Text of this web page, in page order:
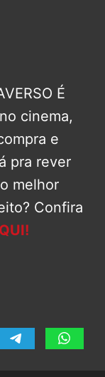
É
cinema,
e
pra rever
melhor
Confira